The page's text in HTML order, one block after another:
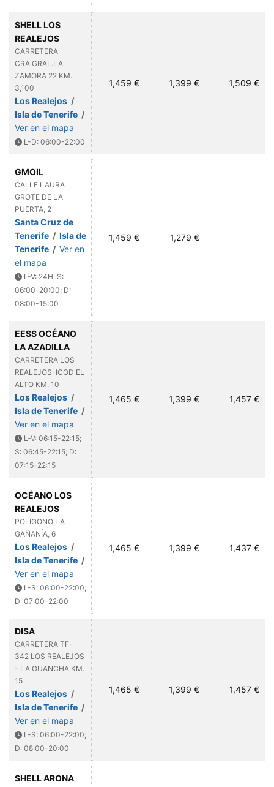
SHELL LOS
REALEJOS
CARRETERA
CRA.GRAL.LA
ZAMORA 22 KM.
3,100
Los Realejos /
Isla de Tenerife /
Ver en el mapa
L-D: 06:00-22:00
1,459 € 1,399 € 1,509 €
GMOIL
CALLE LAURA
GROTE DE LA
PUERTA, 2
Santa Cruz de
Tenerife / Isla de
Tenerife / Ver en
el mapa
L-V: 24H; S:
06:00-20:00; D:
08:00-15:00
1,459 € 1,279 €
EESS OCÉANO
LA AZADILLA
CARRETERA LOS
REALEJOS-ICOD EL
ALTO KM. 10
Los Realejos /
Isla de Tenerife /
Ver en el mapa
L-V: 06:15-22:15;
S: 06:45-22:15; D:
07:15-22:15
1,465 € 1,399 € 1,457 €
OCÉANO LOS
REALEJOS
POLIGONO LA
GAÑANÍA, 6
Los Realejos /
Isla de Tenerife /
Ver en el mapa
L-S: 06:00-22:00;
D: 07:00-22:00
1,465 € 1,399 € 1,437 €
DISA
CARRETERA TF-
342 LOS REALEJOS
- LA GUANCHA KM.
15
Los Realejos /
Isla de Tenerife /
Ver en el mapa
L-S: 06:00-22:00;
D: 08:00-20:00
1,465 € 1,399 € 1,457 €
SHELL ARONA